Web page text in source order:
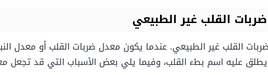
القلب غير الطبيعي
القلب غير الطبيعي. عندما يكون معدل ضربات القلب أو معدل
عليه اسم بطء القلب، وفيما يلي بعض الأسباب التي قد تجعل